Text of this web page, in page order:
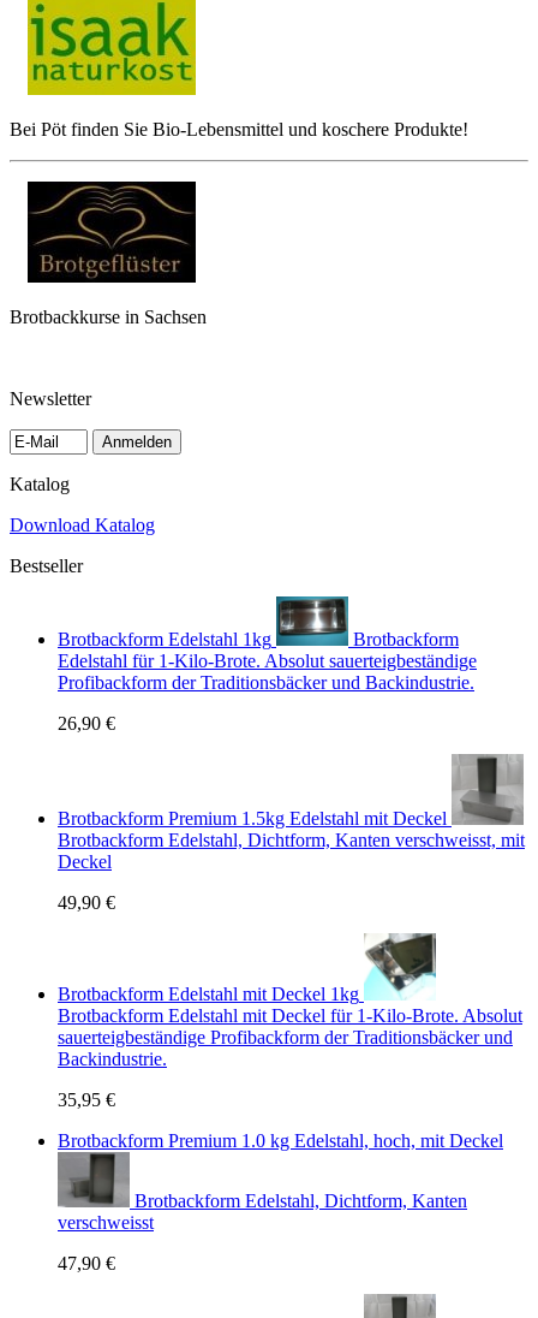
Bei Pöt finden Sie Bio-Lebensmittel und koschere Produkte!
Brotbackkurse in Sachsen
Newsletter
Anmelden
Katalog
Download Katalog
Bestseller
Brotbackform Edelstahl 1kg
Brotbackform
Edelstahl für 1-Kilo-Brote. Absolut sauerteigbeständige
Profibackform der Traditionsbäcker und Backindustrie.
26,90 €
Brotbackform Premium 1.5kg Edelstahl mit Deckel
Brotbackform Edelstahl, Dichtform, Kanten verschweisst, mit
Deckel
49,90 €
Brotbackform Edelstahl mit Deckel 1kg
Brotbackform Edelstahl mit Deckel für 1-Kilo-Brote. Absolut
sauerteigbeständige Profibackform der Traditionsbäcker und
Backindustrie.
35,95 €
Brotbackform Premium 1.0 kg Edelstahl, hoch, mit Deckel
Brotbackform Edelstahl, Dichtform, Kanten
verschweisst
47,90 €